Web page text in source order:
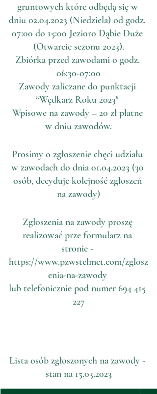
gruntowych które odbędą się w
dniu 02.04.2023 (Niedziela) od godz.
07:00 do 15:00 Jezioro Dąbie Duże
(Otwarcie sezonu 2023).
Zbiórka przed zawodami o godz.
06:30-07:00
Zawody zaliczane do punktacji
“Wędkarz Roku 2023″
Wpisowe na zawody – 20 zł płatne
w dniu zawodów.
Prosimy o zgłoszenie chęci udziału
w zawodach do dnia 01.04.2023 (30
osób, decyduje kolejność zgłoszeń
na zawody)
Zgłoszenia na zawody proszę
realizować prze formularz na
stronie -
https://www.pzwstelmet.com/zglosz
enia-na-zawody
lub telefonicznie pod numer 694 415
227
Lista osób zgłoszonych na zawody -
stan na 15.03.2023